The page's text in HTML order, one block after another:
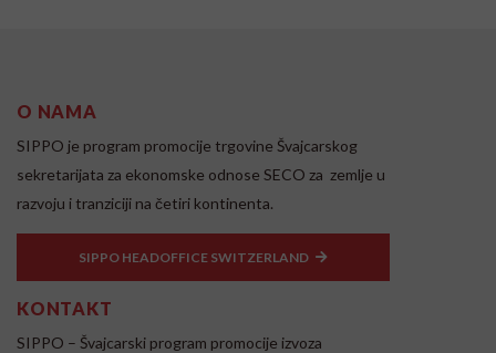
O NAMA
SIPPO je program promocije trgovine Švajcarskog
sekretarijata za ekonomske odnose SECO za zemlje u
razvoju i tranziciji na četiri kontinenta.
SIPPO HEADOFFICE SWITZERLAND
KONTAKT
SIPPO – Švajcarski program promocije izvoza